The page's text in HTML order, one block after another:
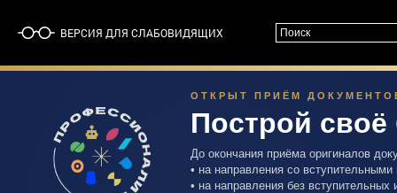
ВЕРСИЯ ДЛЯ СЛАБОВИДЯЩИХ
ОТКРЫТ ПРИЁМ
Построй
До окончания приёма оригиналов
• на направления со
• на направления без